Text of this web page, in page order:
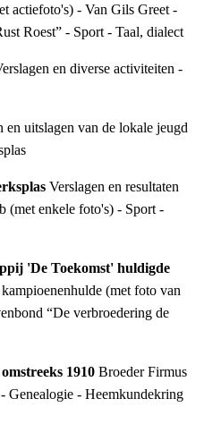
actiefoto's) - Van Gils Greet -
Roest” - Sport - Taal, dialect
en diverse activiteiten -
en uitslagen van de lokale jeugd
Verslagen en resultaten
(met enkele foto's) - Sport -
'De Toekomst' huldigde
(met foto van
“De verbroedering de
1910 Broeder Firmus
Genealogie - Heemkundekring